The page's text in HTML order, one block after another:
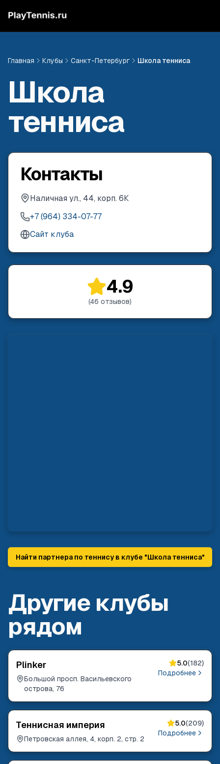
Главная Клубы Санкт-Петербург Школа тенниса
Школа
тенниса
Контакты
Наличная ул., 44, корп. 6К
+7 (964) 334-07-77
Сайт клуба
4.9
(46 отзывов)
Найти партнера по теннису в клубе "Школа тенниса"
Другие клубы
рядом
Plinker
Большой просп. Васильевского
острова, 76
5.0(182)
Подробнее
Теннисная империя
Петровская аллея, 4, корп. 2, стр. 2
5.0(209)
Подробнее